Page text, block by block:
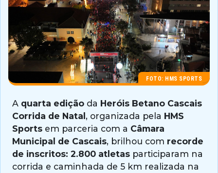
FOTO: HMS SPORTS
A quarta edição da Heróis Betano Cascais
Corrida de Natal , organizada pela HMS
Sports em parceria com a Câmara
Municipal de Cascais, brilhou com recorde
de inscritos: 2.800 atletas participaram na
corrida e caminhada de 5 km realizada na